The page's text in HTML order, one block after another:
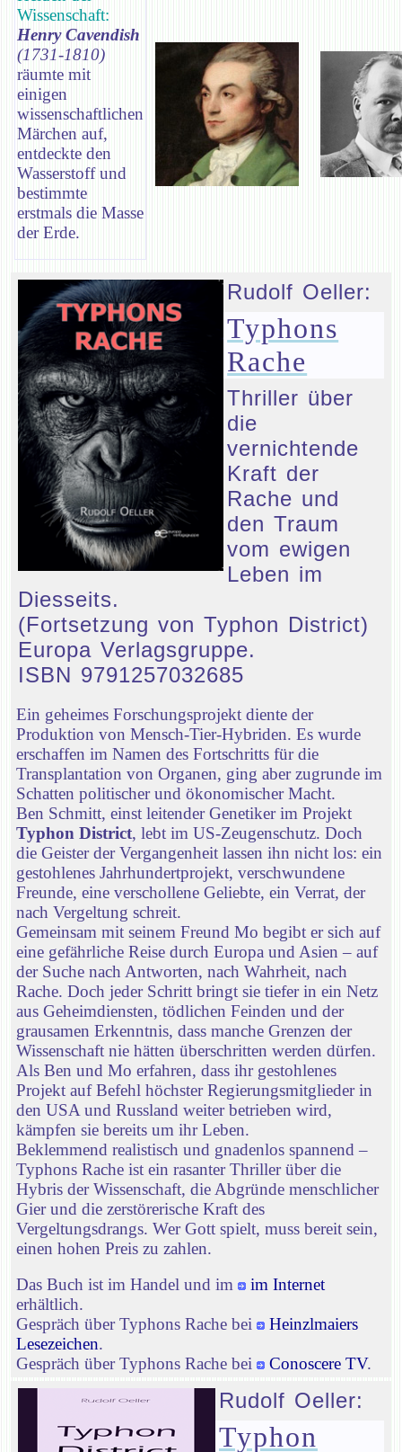
Wissenschaft:
Henry Cavendish
(1731-1810)
räumte mit
einigen
wissenschaftlichen
Märchen auf,
entdeckte den
Wasserstoff und
bestimmte
erstmals die Masse
der Erde.
Rudolf Oeller:
Typhons
Rache
Thriller über
die
vernichtende
Kraft der
Rache und
den Traum
vom ewigen
Leben im
Diesseits.
(Fortsetzung von Typhon District)
Europa Verlagsgruppe.
ISBN 9791257032685
Ein geheimes Forschungsprojekt diente der
Produktion von Mensch-Tier-Hybriden. Es wurde
erschaffen im Namen des Fortschritts für die
Transplantation von Organen, ging aber zugrunde im
Schatten politischer und ökonomischer Macht.
Ben Schmitt, einst leitender Genetiker im Projekt
Typhon District, lebt im US-Zeugenschutz. Doch
die Geister der Vergangenheit lassen ihn nicht los: ein
gestohlenes Jahrhundertprojekt, verschwundene
Freunde, eine verschollene Geliebte, ein Verrat, der
nach Vergeltung schreit.
Gemeinsam mit seinem Freund Mo begibt er sich auf
eine gefährliche Reise durch Europa und Asien – auf
der Suche nach Antworten, nach Wahrheit, nach
Rache. Doch jeder Schritt bringt sie tiefer in ein Netz
aus Geheimdiensten, tödlichen Feinden und der
grausamen Erkenntnis, dass manche Grenzen der
Wissenschaft nie hätten überschritten werden dürfen.
Als Ben und Mo erfahren, dass ihr gestohlenes
Projekt auf Befehl höchster Regierungsmitglieder in
den USA und Russland weiter betrieben wird,
kämpfen sie bereits um ihr Leben.
Beklemmend realistisch und gnadenlos spannend –
Typhons Rache ist ein rasanter Thriller über die
Hybris der Wissenschaft, die Abgründe menschlicher
Gier und die zerstörerische Kraft des
Vergeltungsdrangs. Wer Gott spielt, muss bereit sein,
einen hohen Preis zu zahlen.
Das Buch ist im Handel und im
im Internet
erhältlich.
Gespräch über Typhons Rache bei
Heinzlmaiers
Lesezeichen.
Gespräch über Typhons Rache bei
Conoscere TV.
Rudolf Oeller:
Typhon